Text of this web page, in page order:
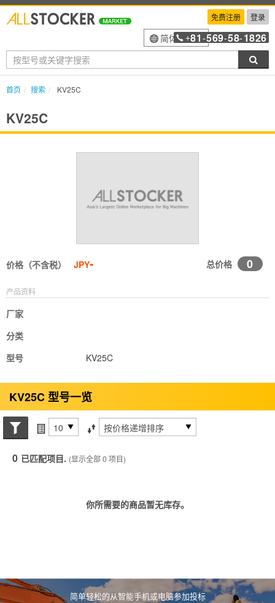
免费注册 登录
简体中文
+81 -569-58-1826
首页 搜索 KV25C
KV25C
价格（不含税） JPY- 总价格 0
产品资料
厂家
分类
型号
KV25C
KV25C 型号一览
搜索状态每页项目 排序方式
0 已匹配项目. (显示全部 0 项目)
你所需要的商品暂无库存。
简单轻松的从智能手机或电脑参加投标